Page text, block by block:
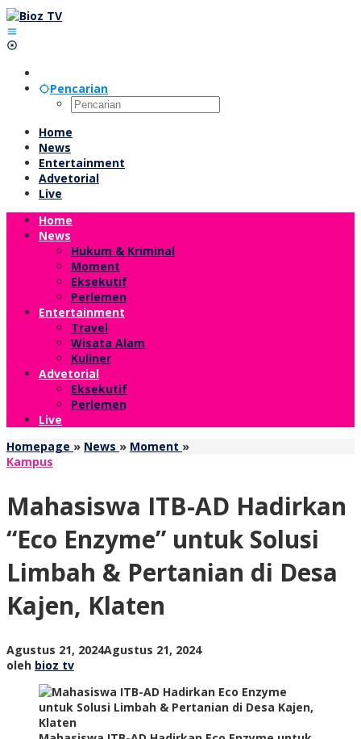
Lewati
ke
konten
Pencarian
Home
News
Entertainment
Advetorial
Live
Home
News
Hukum & Kriminal
Moment
Eksekutif
Perlemen
Entertainment
Travel
Wisata Alam
Kuliner
Advetorial
Eksekutif
Perlemen
Live
Homepage » News » Moment »Mahasiswa
"Eco
untuk
Solusi
Limbah
&
Kajen,
Kampus
Mahasiswa ITB-AD Hadirkan
“Eco Enzyme” untuk Solusi
Limbah & Pertanian di Desa
Kajen, Klaten
Agustus 21, 2024Agustus 21, 2024oleh
oleh bioz tv